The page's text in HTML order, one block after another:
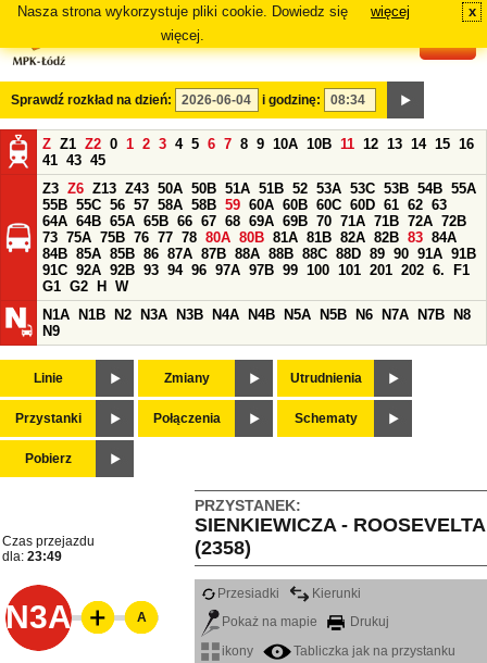
Nasza strona wykorzystuje pliki cookie. Dowiedz się
więcej.
więcej x
Sprawdź rozkład na dzień: i godzinę:
Z Z1 Z2 0 1 2 3 4 5 6 7 8 9 10A 10B 11 12 13 14 15 16
41 43 45
Z3 Z6 Z13 Z43 50A 50B 51A 51B 52 53A 53C 53B 54B 55A
55B 55C 56 57 58A 58B 59 60A 60B 60C 60D 61 62 63
64A 64B 65A 65B 66 67 68 69A 69B 70 71A 71B 72A 72B
73 75A 75B 76 77 78 80A 80B 81A 81B 82A 82B 83 84A
84B 85A 85B 86 87A 87B 88A 88B 88C 88D 89 90 91A 91B
91C 92A 92B 93 94 96 97A 97B 99 100 101 201 202 6.
F1
G1 G2 H
W
N1A
N1B N2 N3A N3B N4A N4B N5A N5B N6 N7A N7B
N8
N9
Linie Zmiany Utrudnienia
Przystanki Połączenia Schematy
Pobierz
PRZYSTANEK:
SIENKIEWICZA - ROOSEVELTA
(2358)
Czas przejazdu
dla: 23:49
N3A
Przesiadki
Kierunki
Pokaż na mapie
Drukuj
ikony
Tabliczka jak na przystanku
A